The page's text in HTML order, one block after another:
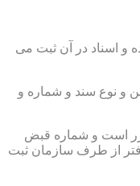
و اسناد در آن ثبت می
و نوع سند و شماره و
است و شماره قبض
از طرف سازمان ثبت